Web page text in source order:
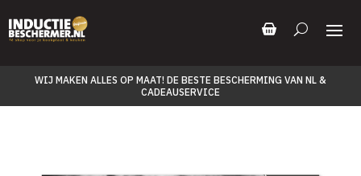
WIJ MAKEN ALLES OP MAAT! DE BESTE BESCHERMING VAN NL &
CADEAUSERVICE